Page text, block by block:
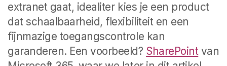
extranet gaat, idealiter kies je een product
dat schaalbaarheid, flexibiliteit en een
fijnmazige toegangscontrole kan
garanderen. Een voorbeeld? SharePointvan